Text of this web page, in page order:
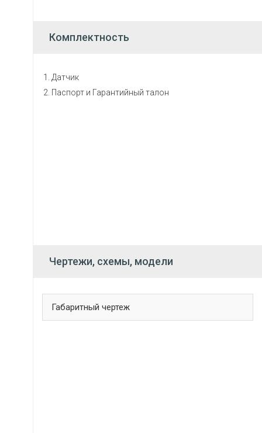
Комплектность
Датчик
Паспорт и Гарантийный талон
Чертежи, схемы, модели
Габаритный чертеж